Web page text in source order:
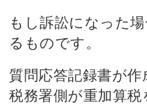
もし訴訟になった
るものです。
質問応答記録書が
税務署側が重加算